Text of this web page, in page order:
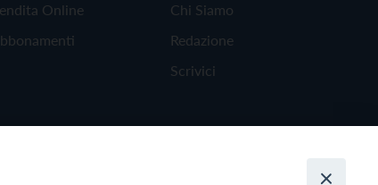
Online
Chi Siamo
Redazione
Scrivici